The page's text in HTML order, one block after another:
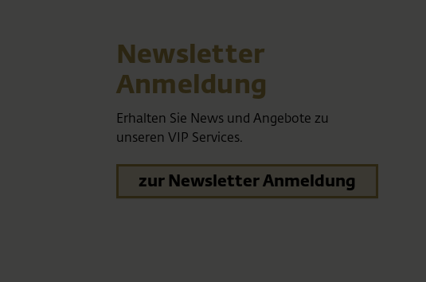
Newsletter
Anmeldung
Erhalten Sie News und Angebote zu
unseren VIP Services.
zur Newsletter Anmeldung